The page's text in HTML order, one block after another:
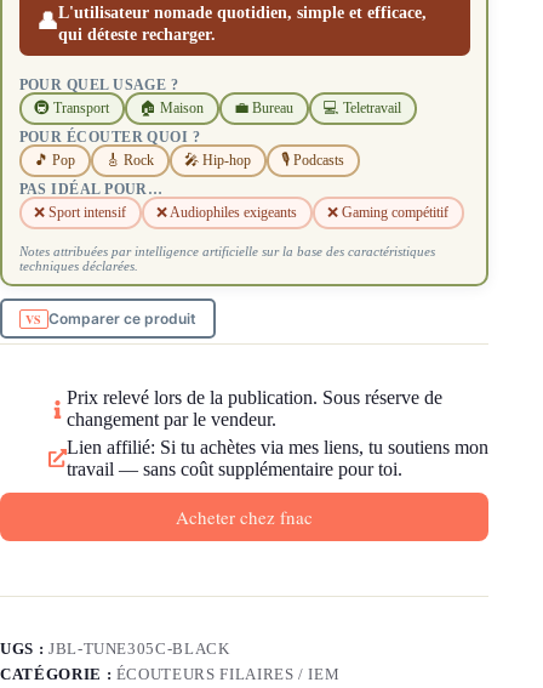
👤L'utilisateur nomade quotidien, simple et efficace,
qui déteste recharger.
POUR QUEL USAGE ?
🚇 Transport 🏠 Maison 💼 Bureau 💻 Teletravail
POUR ÉCOUTER QUOI ?
🎵 Pop 🎸 Rock 🎤 Hip-hop 🎙️ Podcasts
PAS IDÉAL POUR…
❌ Sport intensif ❌ Audiophiles exigeants ❌ Gaming compétitif
Notes attribuées par intelligence artificielle sur la base des caractéristiques
techniques déclarées.
Comparer ce produit
Prix relevé lors de la publication. Sous réserve de
changement par le vendeur.
Lien affilié: Si tu achètes via mes liens, tu soutiens mon
travail — sans coût supplémentaire pour toi.
Acheter chez fnac
UGS : JBL-TUNE305C-BLACK
CATÉGORIE : ÉCOUTEURS FILAIRES / IEM